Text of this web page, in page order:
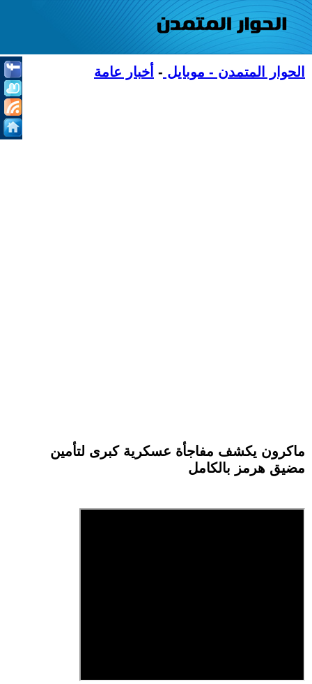
الحوار المتمدن - موبايل - أخبار عامة
ماكرون يكشف مفاجأة عسكرية كبرى لتأمين
مضيق هرمز بالكامل